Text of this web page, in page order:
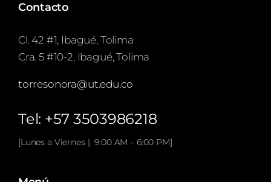
Contacto
Cl. 42 #1, Ibagué, Tolima
Cra. 5 #10-2, Ibagué, Tolima
torresonora@ut.edu.co
Tel: +57 3503986218
[Lunes a Viernes | 9:00 AM – 6:00 PM]